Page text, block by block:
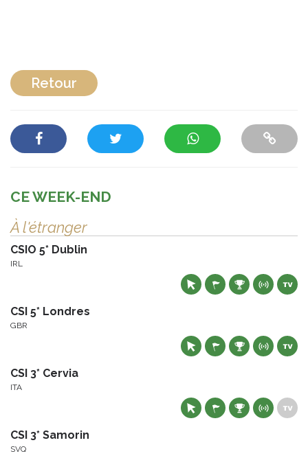
Retour
CE WEEK-END
À l'étranger
CSIO 5* Dublin
IRL
CSI 5* Londres
GBR
CSI 3* Cervia
ITA
CSI 3* Samorin
SVQ